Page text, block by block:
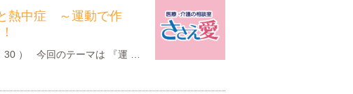
熱中症 ～運動で作
） 今回のテーマは 『運 …